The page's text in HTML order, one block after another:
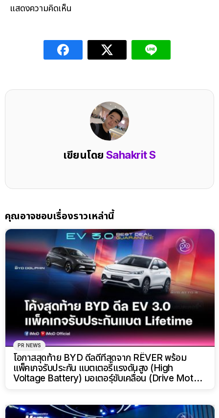
แสดงความคิดเห็น
เขียนโดยSahakrit S
คุณอาจชอบเรื่องราวเหล่านี้
PR NEWS
โอกาสสุดท้าย BYD ดีลดีที่สุดจาก RÊVER พร้อม
แพ็คเกจรับประกัน แบตเตอรี่แรงดันสูง (High
Voltage Battery) มอเตอร์ขับเคลื่อน (Drive Motor)